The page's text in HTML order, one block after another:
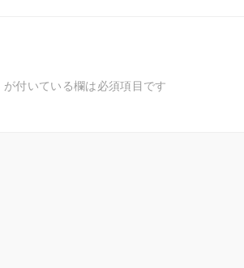
が付いている欄は必須項目です